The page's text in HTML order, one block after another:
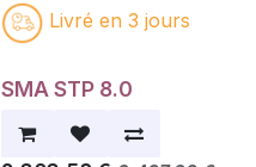
Livré en 3 jours
SMA STP 8.0